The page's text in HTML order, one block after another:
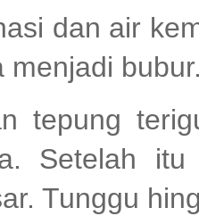
dan air
menjadi
tepung
Setelah
Tunggu